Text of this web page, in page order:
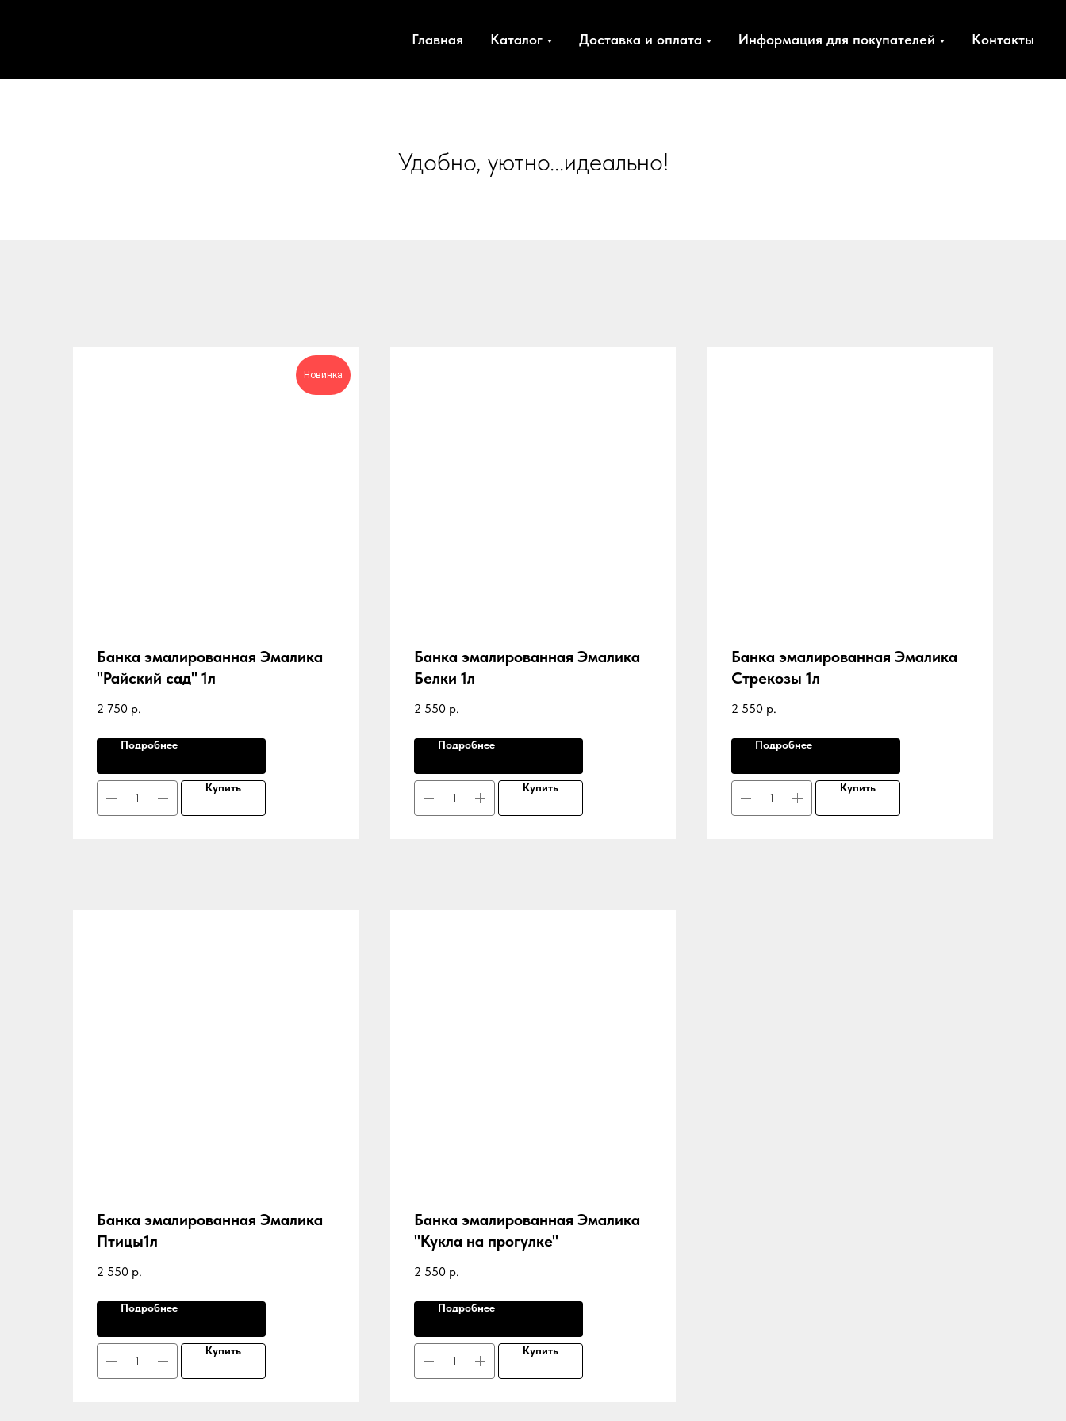
Главная Каталог Доставка и оплата Информация для покупателей Контакты
Удобно, уютно...идеально!
Новинка
Банка эмалированная Эмалика
"Райский сад" 1л
2 750 р.
Подробнее
Купить
Банка эмалированная Эмалика
Белки 1л
2 550 р.
Подробнее
Купить
Банка эмалированная Эмалика
Стрекозы 1л
2 550 р.
Подробнее
Купить
Банка эмалированная Эмалика
Птицы1л
2 550 р.
Подробнее
Купить
Банка эмалированная Эмалика
"Кукла на прогулке"
2 550 р.
Подробнее
Купить